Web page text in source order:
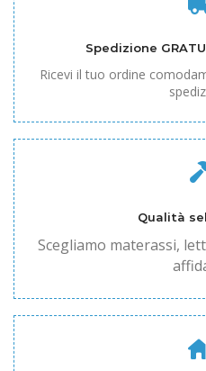
Spedizione
Ricevi il tuo ordine
Qualità
Scegliamo materassi,